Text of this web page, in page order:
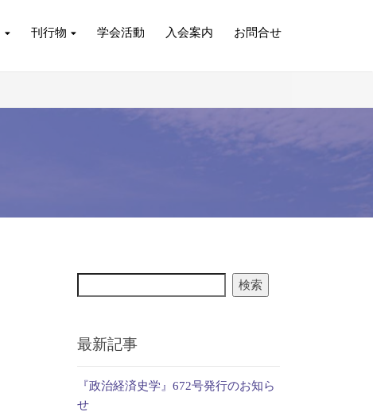
刊行物 学会活動 入会案内 お問合せ
検索
最新記事
『政治経済史学』672号発行のお知ら
せ